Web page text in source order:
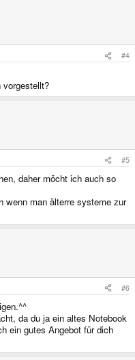
#4
vorgestellt?
#5
daher möcht ich auch so
wenn man älterre systeme zur
#6
da du ja ein altes Notebook
ein gutes Angebot für dich